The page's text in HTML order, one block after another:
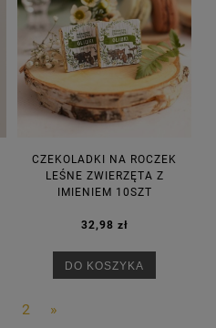
CZEKOLADKI NA ROCZEK
LEŚNE ZWIERZĘTA Z
IMIENIEM 10SZT
32,98 zł
DO KOSZYKA
2 »